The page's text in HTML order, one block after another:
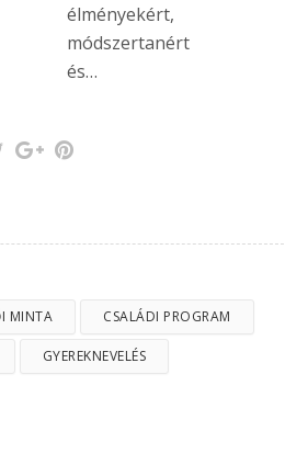
élményekért,
módszertanért
és…
MINTA CSALÁDI PROGRAM
GYEREKNEVELÉS